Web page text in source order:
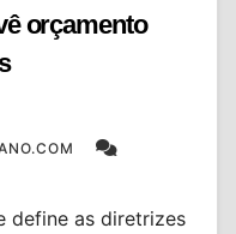
orçamento
define as diretrizes